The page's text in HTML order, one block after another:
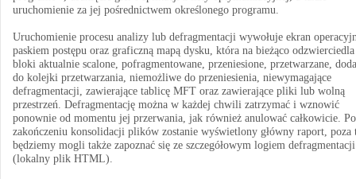
uruchomienie za jej pośrednictwem określonego programu.
Uruchomienie procesu analizy lub defragmentacji wywołuje ekran
paskiem postępu oraz graficzną mapą dysku, która na bieżąco odzwierciedla
bloki aktualnie scalone, pofragmentowane, przeniesione, przetwarzane,
do kolejki przetwarzania, niemożliwe do przeniesienia, niewymagające
defragmentacji, zawierające tablicę MFT oraz zawierające pliki lub wolną
przestrzeń. Defragmentację można w każdej chwili zatrzymać i wznowić
ponownie od momentu jej przerwania, jak również anulować całkowicie. Po
zakończeniu konsolidacji plików zostanie wyświetlony główny raport, poza
będziemy mogli także zapoznać się ze szczegółowym logiem defragmentacji
(lokalny plik HTML).